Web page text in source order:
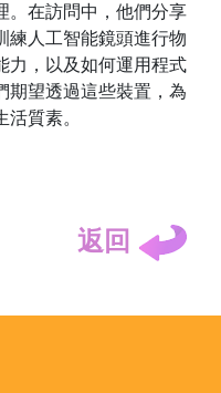
。在訪問中，他們分享
練人工智能鏡頭進行物
力，以及如何運用程式
期望透過這些裝置，為
質素。
返回